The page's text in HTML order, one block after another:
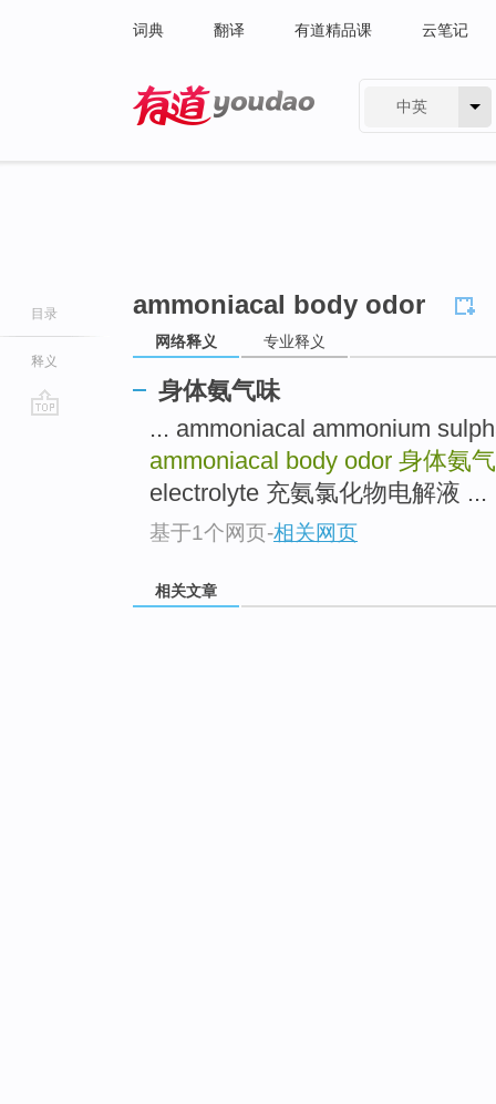
词典 翻译 有道精品课 云笔记
中英
目录
释义
ammoniacal body odor
网络释义 专业释义
身体氨气味
... ammoniacal ammonium
ammoniacal body odor 身体氨
electrolyte 充氨氯化物电解液 ...
基于1个网页-相关网页
相关文章